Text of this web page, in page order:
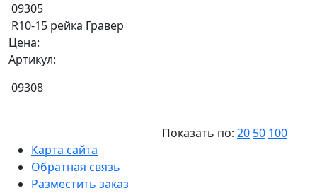
09305
R10-15 рейка Гравер
Цена:
Артикул:
09308
Показать по: 20 50 100
Карта сайта
Обратная связь
Разместить заказ